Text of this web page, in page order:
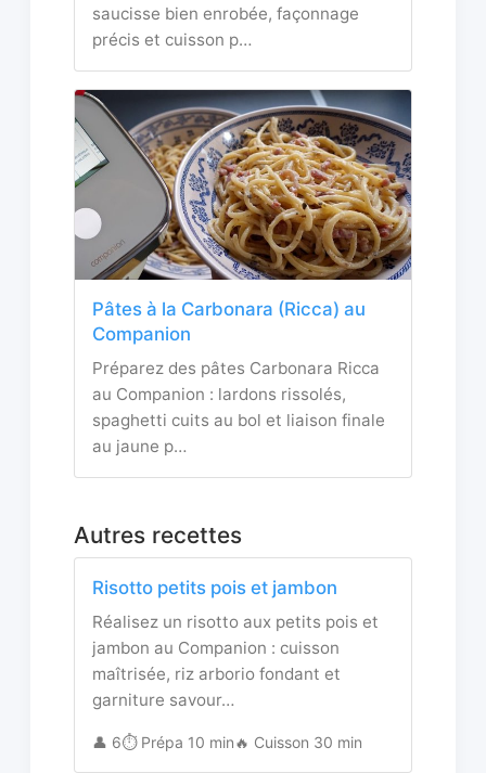
saucisse bien enrobée, façonnage
précis et cuisson p…
Pâtes à la Carbonara (Ricca) au
Companion
Préparez des pâtes Carbonara Ricca
au Companion : lardons rissolés,
spaghetti cuits au bol et liaison finale
au jaune p…
Autres recettes
Risotto petits pois et jambon
Réalisez un risotto aux petits pois et
jambon au Companion : cuisson
maîtrisée, riz arborio fondant et
garniture savour…
👤 6⏱️ Prépa 10 min🔥 Cuisson 30 min